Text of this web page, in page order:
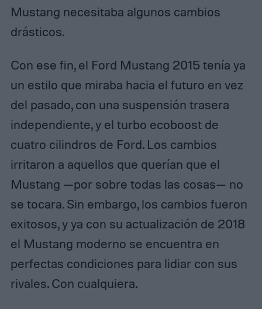
Mustang necesitaba algunos cambios
drásticos.
Con ese fin, el Ford Mustang 2015 tenía ya
un estilo que miraba hacia el futuro en vez
del pasado, con una suspensión trasera
independiente, y el turbo ecoboost de
cuatro cilindros de Ford. Los cambios
irritaron a aquellos que querían que el
Mustang —por sobre todas las cosas— no
se tocara. Sin embargo, los cambios fueron
exitosos, y ya con su actualización de 2018
el Mustang moderno se encuentra en
perfectas condiciones para lidiar con sus
rivales. Con cualquiera.